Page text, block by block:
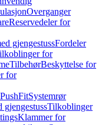
Overganger
Reservedeler for
gjengestussFordeler
for
TilbehørBeskyttelse for
for
Systemrør
gjengestussTilkoblinger
Klammer for